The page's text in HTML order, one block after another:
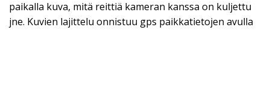
paikalla kuva, mitä reittiä kameran kanssa on kuljettu
jne. Kuvien lajittelu onnistuu gps paikkatietojen avulla